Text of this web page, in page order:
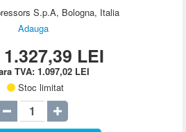
S.p.A, Bologna, Italia
Adauga
1.327,39 LEI
TVA: 1.097,02 LEI
Stoc limitat